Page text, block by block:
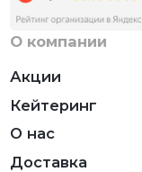
О компании
Акции
Кейтеринг
О нас
Доставка